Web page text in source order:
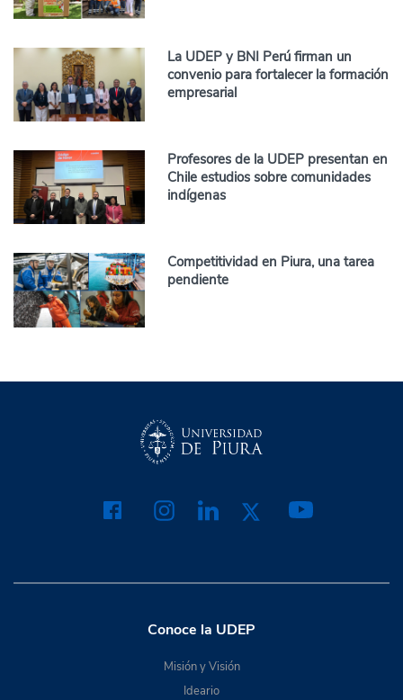
La UDEP y BNI Perú firman un
convenio para fortalecer la formación
empresarial
Profesores de la UDEP presentan en
Chile estudios sobre comunidades
indígenas
Competitividad en Piura, una tarea
pendiente
Conoce la UDEP
Misión y Visión
Ideario